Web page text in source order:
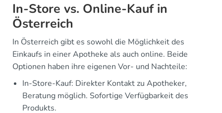
In-Store vs. Online-Kauf in
Österreich
In Österreich gibt es sowohl die Möglichkeit des
Einkaufs in einer Apotheke als auch online. Beide
Optionen haben ihre eigenen Vor- und Nachteile:
In-Store-Kauf: Direkter Kontakt zu Apotheker,
Beratung möglich. Sofortige Verfügbarkeit des
Produkts.